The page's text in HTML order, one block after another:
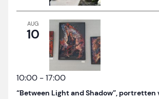
AUG
10
10:00 -17:00
“Between Light and Shadow”, portretten